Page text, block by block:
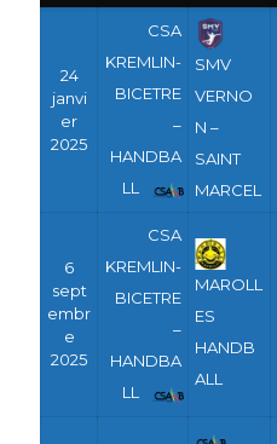
24
janvi
er
2025
CSA
KREMLIN-
BICETRE
–
HANDBA
LL
SMV
VERNO
N –
SAINT
MARCEL
6
sept
embr
e
2025
CSA
KREMLIN-
BICETRE
–
HANDBA
LL
MAROLL
ES
HANDB
ALL